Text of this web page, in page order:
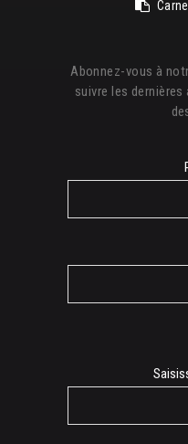
Abonnez-vous à
suivre les